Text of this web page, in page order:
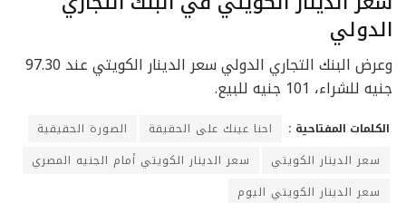
الدولي
وعرض البنك التجاري الدولي سعر الدينار الكويتي عند 97.30
جنيه للشراء، 101 جنيه للبيع.
الكلمات المفتاحية : احنا عينك على الحقيقة
الصورة الحقيقية
سعر الدينار الكويتي
سعر الدينار الكويتي أمام الجنيه المصري
سعر الدينار الكويتي اليوم